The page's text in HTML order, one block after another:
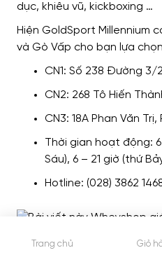
dục, khiêu vũ, kickboxing …
Hiện GoldSport Millennium
và Gò Vấp cho bạn lựa
CN1: Số 238 Đường 3/
CN2: 268 Tô Hiến
CN3: 18A Phan Văn
Thời gian hoạt động:
Sáu), 6 – 21 giờ (thứ
Hotline: (028) 3862
Trang chủ Giỏ